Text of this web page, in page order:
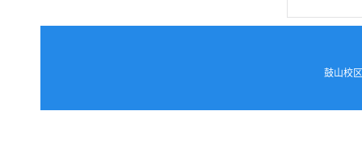
鼓山校